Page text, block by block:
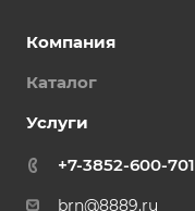
Компания
Каталог
Услуги
+7-3852-600-701
brn@8889.ru